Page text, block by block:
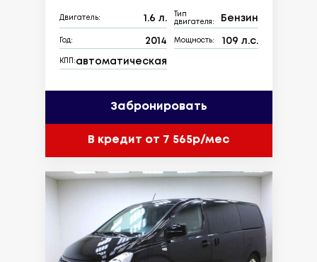
Двигатель: 1.6 л.
Тип
двигателя:
Бензин
Год: 2014 Мощность: 109 л.с.
КПП: автоматическая
Забронировать
В кредит от 7 565р/мес